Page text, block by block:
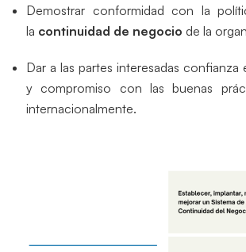
Demostrar conformidad con la
la continuidad de negocio de la
Dar a las partes interesadas
y compromiso con las buenas
internacionalmente.